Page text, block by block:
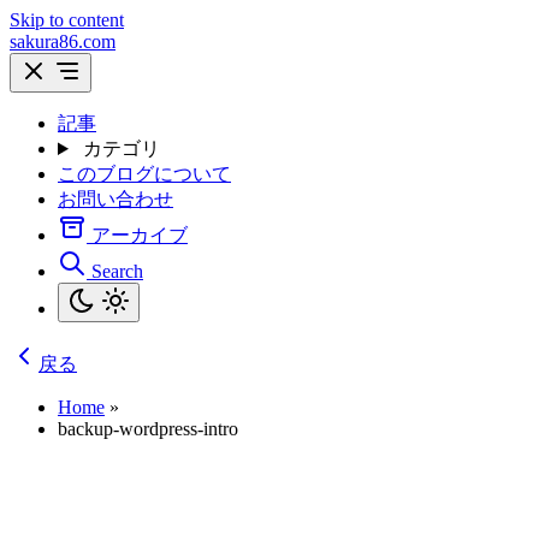
Skip to content
sakura86.com
記事
カテゴリ
このブログについて
お問い合わせ
アーカイブ
Search
戻る
Home »
backup-wordpress-intro